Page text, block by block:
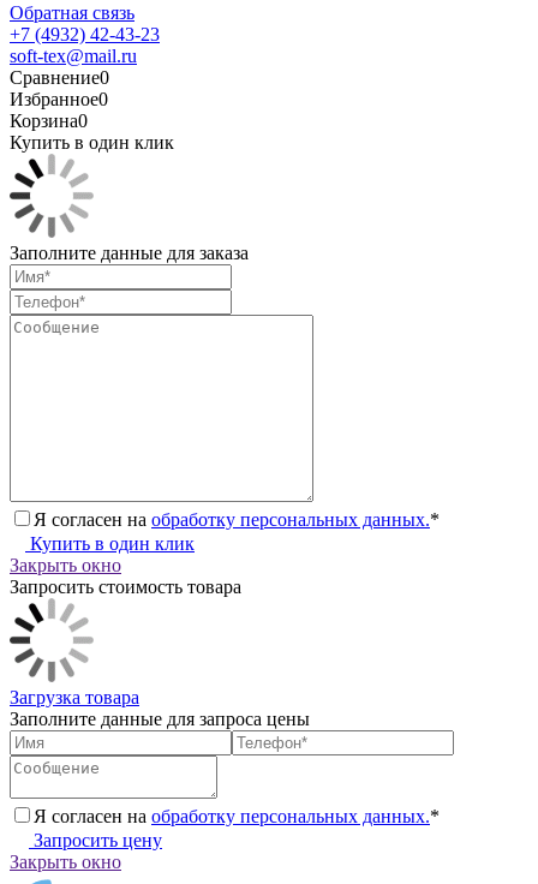
Обратная связь
+7 (4932) 42-43-23
soft-tex@mail.ru
Сравнение0
Избранное0
Корзина0
Купить в один клик
Заполните данные для заказа
Я согласен на обработку персональных данных.*
Купить в один клик
Закрыть окно
Запросить стоимость товара
Загрузка товара
Заполните данные для запроса цены
Я согласен на обработку персональных данных.*
Запросить цену
Закрыть окно